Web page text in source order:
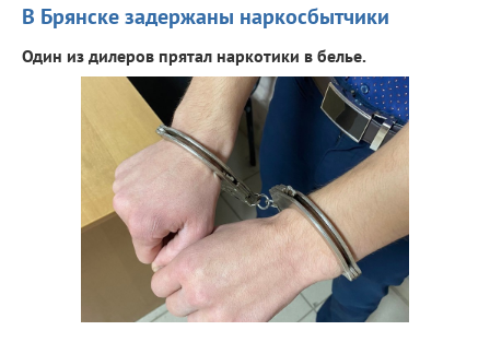
В Брянске задержаны наркосбытчики
Один из дилеров прятал наркотики в белье.